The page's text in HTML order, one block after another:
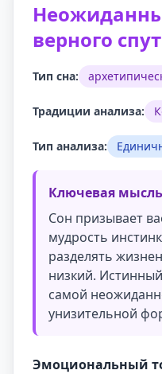
верного
Тип сна:
Традиции анализа:
Тип анализа:
Ключевая мысль
Сон призывает
мудрость
разделять
низкий.
самой
унизительной
Эмоциональный